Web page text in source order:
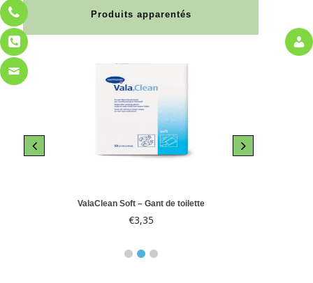
Produits apparentés
ValaClean Soft – Gant de toilette
€3,35